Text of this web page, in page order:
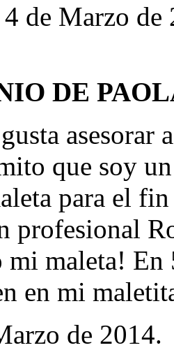
de Marzo de
DE
que soy
para el
profesional
mi maleta!
en mi
de 2014.